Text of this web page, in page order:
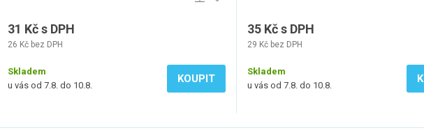
31 Kč s DPH
26 Kč bez DPH
Skladem
u vás od 7.8. do 10.8.
KOUPIT
35 Kč s DPH
29 Kč bez DPH
Skladem
u vás od 7.8. do 10.8.